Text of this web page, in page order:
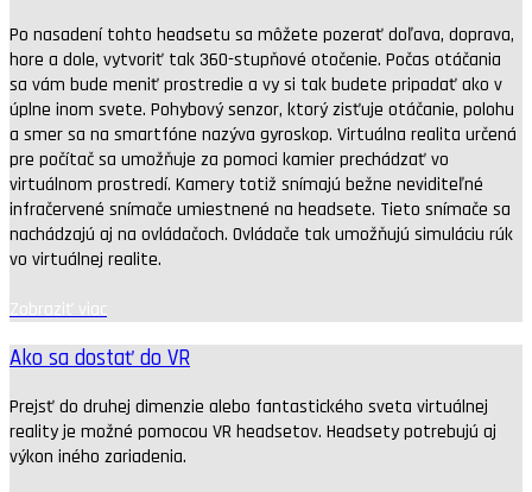
Po nasadení tohto headsetu sa môžete pozerať doľava, doprava,
hore a dole, vytvoriť tak 360-stupňové otočenie. Počas otáčania
sa vám bude meniť prostredie a vy si tak budete pripadať ako v
úplne inom svete. Pohybový senzor, ktorý zisťuje otáčanie, polohu
a smer sa na smartfóne nazýva gyroskop. Virtuálna realita určená
pre počítač sa umožňuje za pomoci kamier prechádzať vo
virtuálnom prostredí. Kamery totiž snímajú bežne neviditeľné
infračervené snímače umiestnené na headsete. Tieto snímače sa
nachádzajú aj na ovládačoch. Ovládače tak umožňujú simuláciu rúk
vo virtuálnej realite.
Zobraziť viac
Ako sa dostať do VR
Prejsť do druhej dimenzie alebo fantastického sveta virtuálnej
reality je možné pomocou VR headsetov. Headsety potrebujú aj
výkon iného zariadenia.